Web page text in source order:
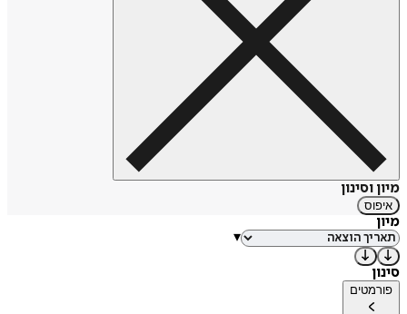
מיון וסינון
איפוס
מיון
▾
סינון
פורמטים